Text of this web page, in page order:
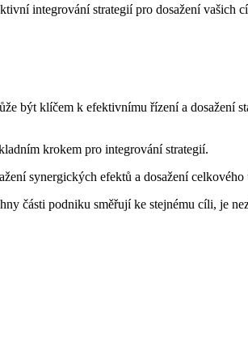
integrování strategií pro dosažení vašich
být klíčem k efektivnímu řízení a dosažení
krokem pro integrování strategií.
synergických efektů a dosažení celkového
části podniku směřují ke stejnému cíli, je